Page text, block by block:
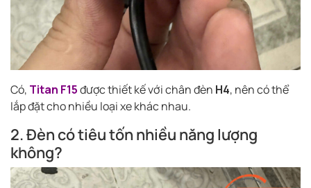
Có, Titan F15được thiết kế với chân đèn H4, nên có thể
lắp đặt cho nhiều loại xe khác nhau.
2. Đèn có tiêu tốn nhiều năng lượng
không?